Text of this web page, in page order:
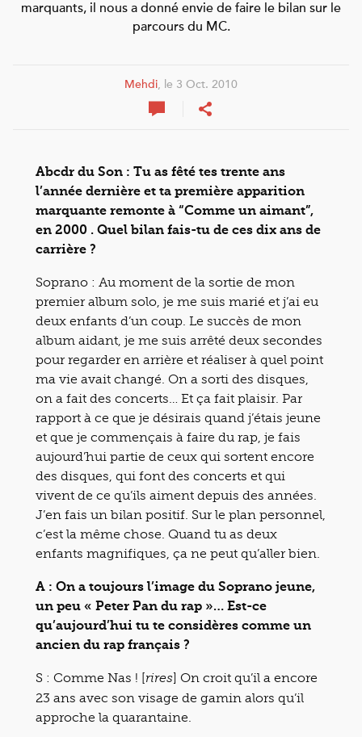
marquants, il nous a donné envie de faire le bilan sur le
parcours du MC.
Mehdi, le 3 Oct. 2010
Abcdr du Son : Tu as fêté tes trente ans
l’année dernière et ta première apparition
marquante remonte à “Comme un aimant”,
en 2000 . Quel bilan fais-tu de ces dix ans de
carrière ?
Soprano : Au moment de la sortie de mon
premier album solo, je me suis marié et j’ai eu
deux enfants d’un coup. Le succès de mon
album aidant, je me suis arrêté deux secondes
pour regarder en arrière et réaliser à quel point
ma vie avait changé. On a sorti des disques,
on a fait des concerts… Et ça fait plaisir. Par
rapport à ce que je désirais quand j’étais jeune
et que je commençais à faire du rap, je fais
aujourd’hui partie de ceux qui sortent encore
des disques, qui font des concerts et qui
vivent de ce qu’ils aiment depuis des années.
J’en fais un bilan positif. Sur le plan personnel,
c’est la même chose. Quand tu as deux
enfants magnifiques, ça ne peut qu’aller bien.
A : On a toujours l’image du Soprano jeune,
un peu « Peter Pan du rap »… Est-ce
qu’aujourd’hui tu te considères comme un
ancien du rap français ?
S : Comme Nas ! [rires] On croit qu’il a encore
23 ans avec son visage de gamin alors qu’il
approche la quarantaine.